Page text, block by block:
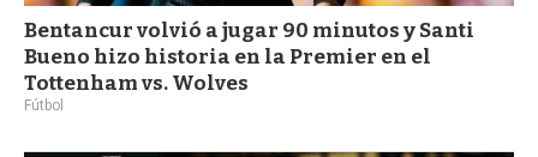
Bentancur volvió a jugar 90 minutos y Santi
Bueno hizo historia en la Premier en el
Tottenham vs. Wolves
Fútbol